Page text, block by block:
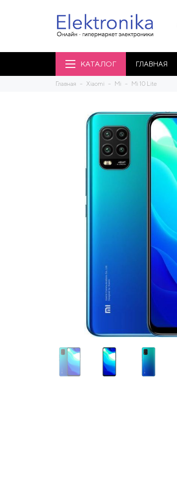
КАТАЛОГ ГЛАВНАЯ
Главная Xiaomi Mi Mi 10 Lite